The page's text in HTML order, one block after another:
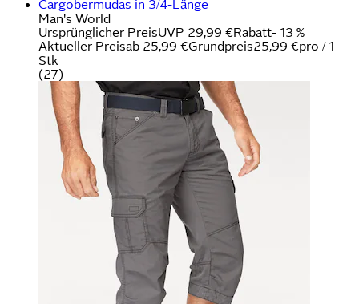
Cargobermudas in 3/4-Länge
Man's World
Ursprünglicher PreisUVP 29,99 €Rabatt- 13 %
Aktueller Preisab 25,99 €Grundpreis25,99 €pro / 1
Stk
(27)